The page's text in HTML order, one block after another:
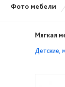
Фото мебели
Мягкая
Детские,